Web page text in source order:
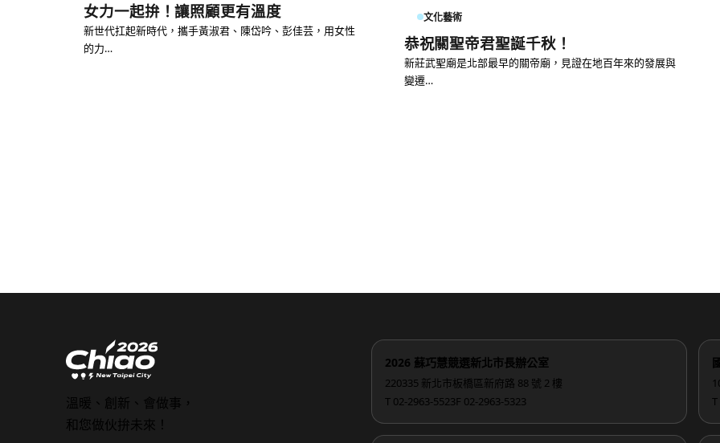
女力一起拚！讓照顧更有溫度
新世代扛起新時代，攜手黃淑君、陳岱吟、彭佳芸，用女性
的力…
文化藝術
恭祝關聖帝君聖誕千秋！
新莊武聖廟是北部最早的關帝廟，見證在地百年來的發展與
變遷…
溫暖、創新、會做事，
和您做伙拚未來！
2026 蘇巧慧競選新北市長辦公室
220335 新北市板橋區新府路 88 號 2 樓
T 02-2963-5523F 02-2963-5323